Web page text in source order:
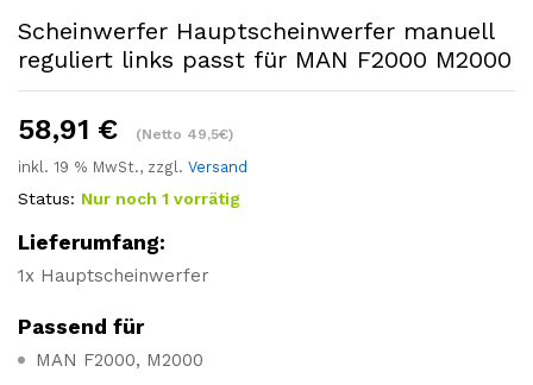
Scheinwerfer Hauptscheinwerfer manuell
reguliert links passt für MAN F2000 M2000
58,91 € (Netto 49,5€)
inkl. 19 % MwSt., zzgl. Versand
Status: Nur noch 1 vorrätig
Lieferumfang:
1x Hauptscheinwerfer
Passend für
MAN F2000, M2000